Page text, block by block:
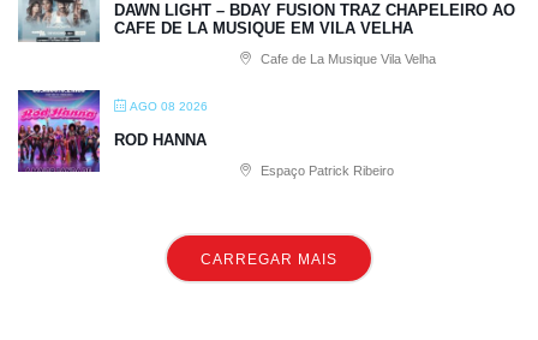
DAWN LIGHT – BDAY FUSION TRAZ CHAPELEIRO AO
CAFE DE LA MUSIQUE EM VILA VELHA
Cafe de La Musique Vila Velha
AGO 08 2026
ROD HANNA
Espaço Patrick Ribeiro
CARREGAR MAIS